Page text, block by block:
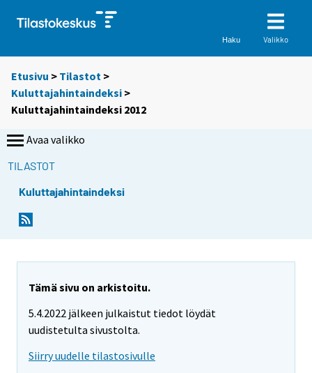
Haku Valikko
Etusivu > Tilastot >
Kuluttajahintaindeksi >
Kuluttajahintaindeksi 2012
Avaa valikko
TILASTOT
Kuluttajahintaindeksi
Tämä sivu on arkistoitu.
5.4.2022 jälkeen julkaistut tiedot löydät
uudistetulta sivustolta.
Siirry uudelle tilastosivulle